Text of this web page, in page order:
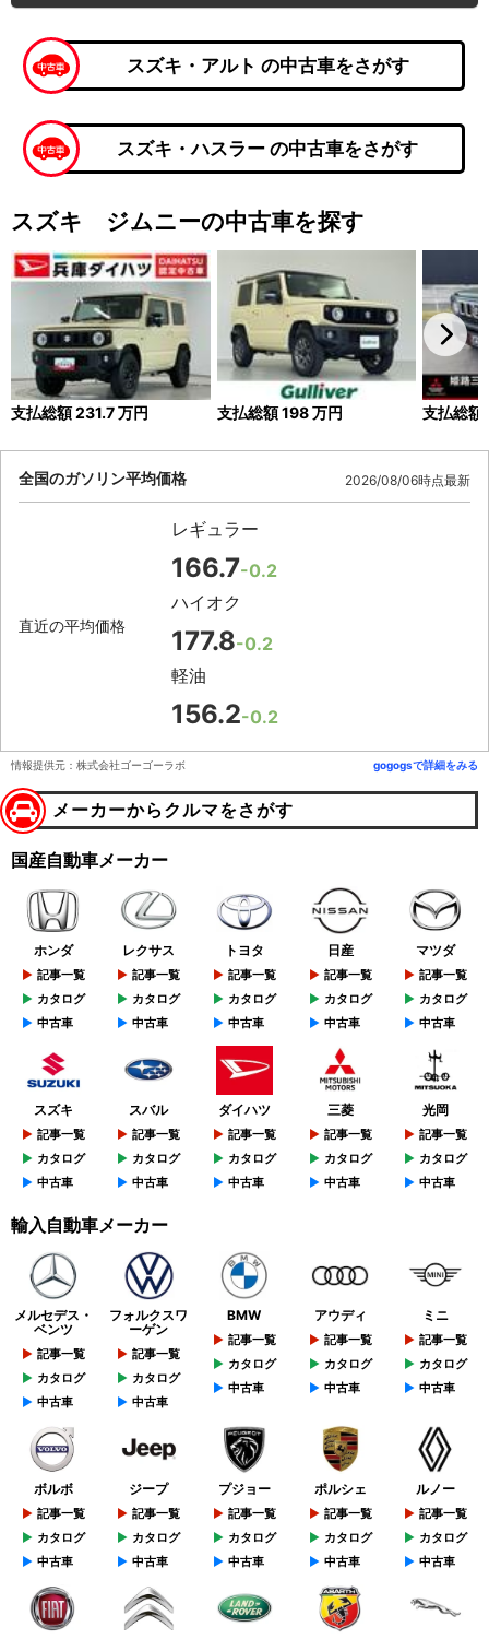
スズキ・アルト の中古車をさがす
スズキ・ハスラー の中古車をさがす
スズキ ジムニーの中古車を探す
支払総額231.7万円 支払総額198万円 支払総額
全国のガソリン平均価格 2026/08/06時点最新
直近の平均価格
レギュラー
166.7-0.2
ハイオク
177.8-0.2
軽油
156.2-0.2
情報提供元：株式会社ゴーゴーラボ gogogsで詳細をみる
メーカーからクルマをさがす
国産自動車メーカー
ホンダ
記事一覧
カタログ
中古車
レクサス
記事一覧
カタログ
中古車
トヨタ
記事一覧
カタログ
中古車
日産
記事一覧
カタログ
中古車
マツダ
記事一覧
カタログ
中古車
スズキ
記事一覧
カタログ
中古車
スバル
記事一覧
カタログ
中古車
ダイハツ
記事一覧
カタログ
中古車
三菱
記事一覧
カタログ
中古車
光岡
記事一覧
カタログ
中古車
輸入自動車メーカー
メルセデス・
ベンツ
記事一覧
カタログ
中古車
フォルクスワ
ーゲン
記事一覧
カタログ
中古車
BMW
記事一覧
カタログ
中古車
アウディ
記事一覧
カタログ
中古車
ミニ
記事一覧
カタログ
中古車
ボルボ
記事一覧
カタログ
中古車
ジープ
記事一覧
カタログ
中古車
プジョー
記事一覧
カタログ
中古車
ポルシェ
記事一覧
カタログ
中古車
ルノー
記事一覧
カタログ
中古車